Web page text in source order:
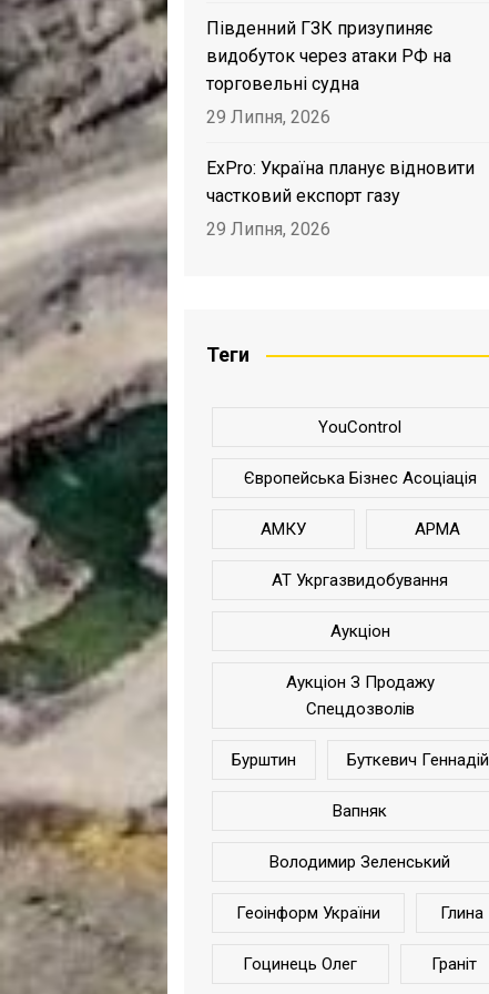
Південний ГЗК призупиняє
видобуток через атаки РФ на
торговельні судна
29 Липня, 2026
ExPro: Україна планує відновити
частковий експорт газу
29 Липня, 2026
Теги
YouControl
Європейська Бізнес Асоціація
АМКУ АРМА
АТ Укргазвидобування
Аукціон
Аукціон З Продажу
Спецдозволів
Бурштин Буткевич Геннадій
Вапняк
Володимир Зеленський
Геоінформ України Глина
Гоцинець Олег Граніт